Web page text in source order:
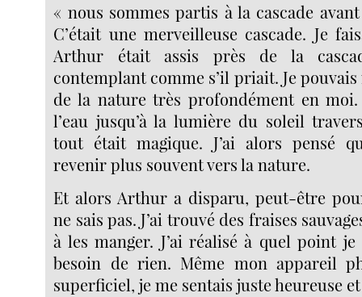
« nous sommes partis à la cascade
C’était une merveilleuse cascade. Je
Arthur était assis près de la
contemplant comme s’il priait. Je
de la nature très profondément en
l’eau jusqu’à la lumière du soleil
tout était magique. J’ai alors pensé
revenir plus souvent vers la nature.
Et alors Arthur a disparu, peut-être
ne sais pas. J’ai trouvé des fraises
à les manger. J’ai réalisé à quel point je
besoin de rien. Même mon appareil
superficiel, je me sentais juste heureuse